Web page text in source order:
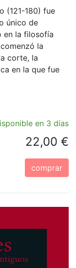
(121-180) fue
único de
en la filosofía
la
corte, la
en la que fue
en 3 días
22,00 €
comprar